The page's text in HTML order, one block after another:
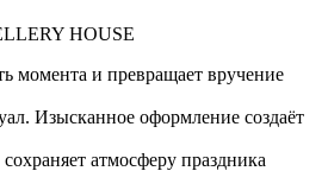
HOUSE
момента и превращает вручение
Изысканное оформление создаёт
атмосферу праздника